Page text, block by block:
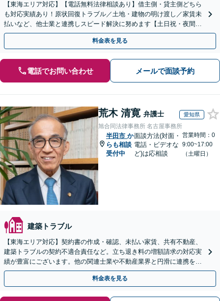
【東海エリア対応】【電話無料法律相談あり】借主側・貸主側どちら
も対応実績あり！原状回復トラブル／土地・建物の明け渡し／家賃未
払いなど、他士業と連携しスピード解決に努めます【土日祝・夜間対
応】【オンライン面談可】【完全個室】
料金表を見る
電話でお問い合わせ メールで面談予約
荒木 清寛 弁護士 愛知県
旭合同法律事務所 名古屋事務所
半田市 か
らも相談
受付中
面談方法(対面・
電話・ビデオな
ど)は応相談
営業時間：0
9:00~17:00
（土曜日）
建築トラブル
【東海エリア対応】契約書の作成・確認、未払い家賃、共有不動産、
建築トラブルの契約不適合責任など。立ち退き料の増額請求の対応実
績が豊富にございます。他の関連士業や不動産業界と円滑に連携を行
い、正確に手続きを進めてまいります。【初回面談無料】
料金表を見る